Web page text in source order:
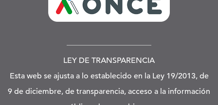
LEY DE TRANSPARENCIA
Esta web se ajusta a lo establecido en la Ley 19/2013, de
9 de diciembre, de transparencia, acceso a la información